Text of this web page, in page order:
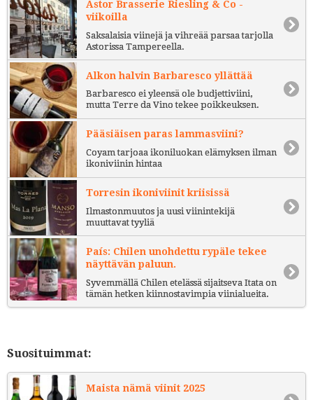
Astor Brasserie Riesling & Co -
viikoilla
Saksalaisia viinejä ja vihreää parsaa tarjolla
Astorissa Tampereella.
Alkon halvin Barbaresco yllättää
Barbaresco ei yleensä ole budjettiviini,
mutta Terre da Vino tekee poikkeuksen.
Pääsiäisen paras lammasviini?
Coyam tarjoaa ikoniluokan elämyksen ilman
ikoniviinin hintaa
Torresin ikoniviinit kriisissä
Ilmastonmuutos ja uusi viinintekijä
muuttavat tyyliä
País: Chilen unohdettu rypäle tekee
näyttävän paluun.
Syvemmällä Chilen etelässä sijaitseva Itata on
tämän hetken kiinnostavimpia viinialueita.
Suosituimmat:
Maista nämä viinit 2025